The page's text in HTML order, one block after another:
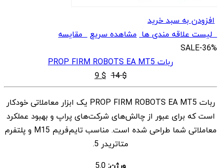
افزودن به سبد خرید
لیست علاقه مندی ها مشاهده سریعمقایسه
SALE-36%
ربات PROP FIRM ROBOTS EA MT5
$
14
قیمت
اصلی
$ 14
بود.
$
9 قیمت
فعلی
$ 9
است.
ربات PROP FIRM ROBOTS EA MT5 یک ابزار معاملاتی خودکار
است که برای عبور از چالش‌های شرکت‌های پراپ و بهبود عملکرد
معاملاتی شما طراحی شده است. مناسب تایم‌فریم M15 و پلتفرم
متاتریدر 5.